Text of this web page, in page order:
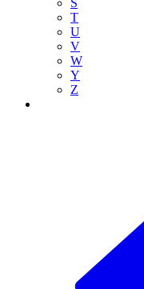
S
T
U
V
W
Y
Z